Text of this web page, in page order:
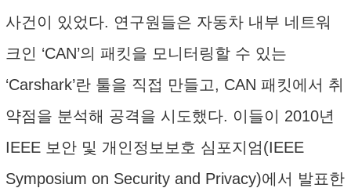
사건이 있었다. 연구원들은 자동차 내부 네트워
크인 ‘CAN’의 패킷을 모니터링할 수 있는
‘Carshark’란 툴을 직접 만들고, CAN 패킷에서 취
약점을 분석해 공격을 시도했다. 이들이 2010년
IEEE 보안 및 개인정보보호 심포지엄(IEEE
Symposium on Security and Privacy)에서 발표한